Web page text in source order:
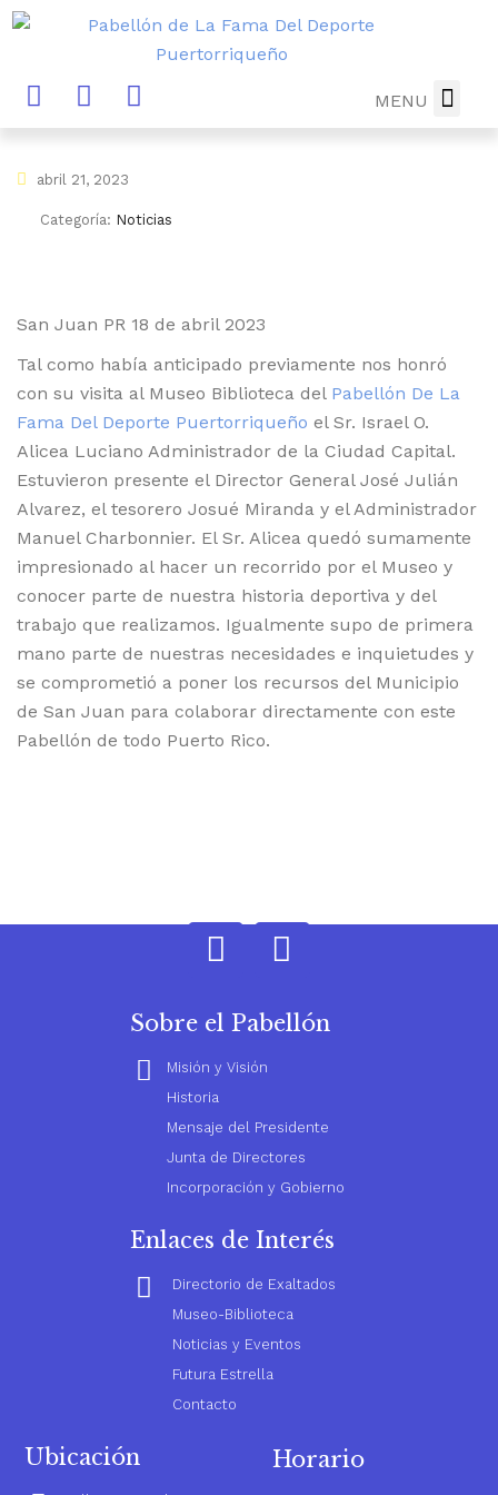
MENU
abril 21, 2023
Categoría: Noticias
San Juan PR 18 de abril 2023
Tal como había anticipado previamente nos honró
con su visita al Museo Biblioteca del Pabellón De La
Fama Del Deporte Puertorriqueño el Sr. Israel O.
Alicea Luciano Administrador de la Ciudad Capital.
Estuvieron presente el Director General José Julián
Alvarez, el tesorero Josué Miranda y el Administrador
Manuel Charbonnier. El Sr. Alicea quedó sumamente
impresionado al hacer un recorrido por el Museo y
conocer parte de nuestra historia deportiva y del
trabajo que realizamos. Igualmente supo de primera
mano parte de nuestras necesidades e inquietudes y
se comprometió a poner los recursos del Municipio
de San Juan para colaborar directamente con este
Pabellón de todo Puerto Rico.
Sobre el Pabellón
Misión y Visión
Historia
Mensaje del Presidente
Junta de Directores
Incorporación y Gobierno
Enlaces de Interés
Directorio de Exaltados
Museo-Biblioteca
Noticias y Eventos
Futura Estrella
Contacto
Ubicación Horario